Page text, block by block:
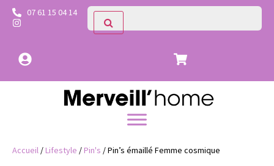
07 61 15 04 14
Accueil /Lifestyle /Pin's / Pin’s émaillé Femme cosmique